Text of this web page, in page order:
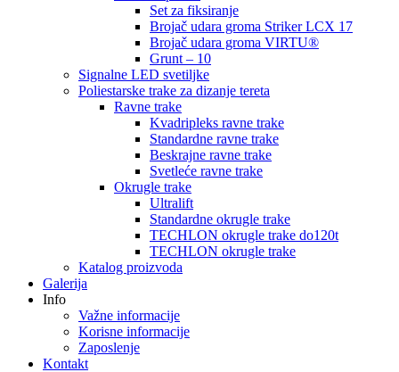
Set za fiksiranje
Brojač udara groma Striker LCX 17
Brojač udara groma VIRTU®
Grunt – 10
Signalne LED svetiljke
Poliestarske trake za dizanje tereta
Ravne trake
Kvadripleks ravne trake
Standardne ravne trake
Beskrajne ravne trake
Svetleće ravne trake
Okrugle trake
Ultralift
Standardne okrugle trake
TECHLON okrugle trake do120t
TECHLON okrugle trake
Katalog proizvoda
Galerija
Info
Važne informacije
Korisne informacije
Zaposlenje
Kontakt